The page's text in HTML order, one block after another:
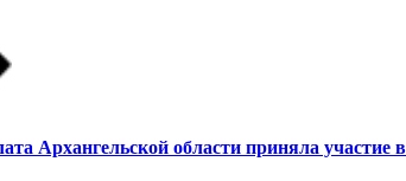
Архангельской области приняла